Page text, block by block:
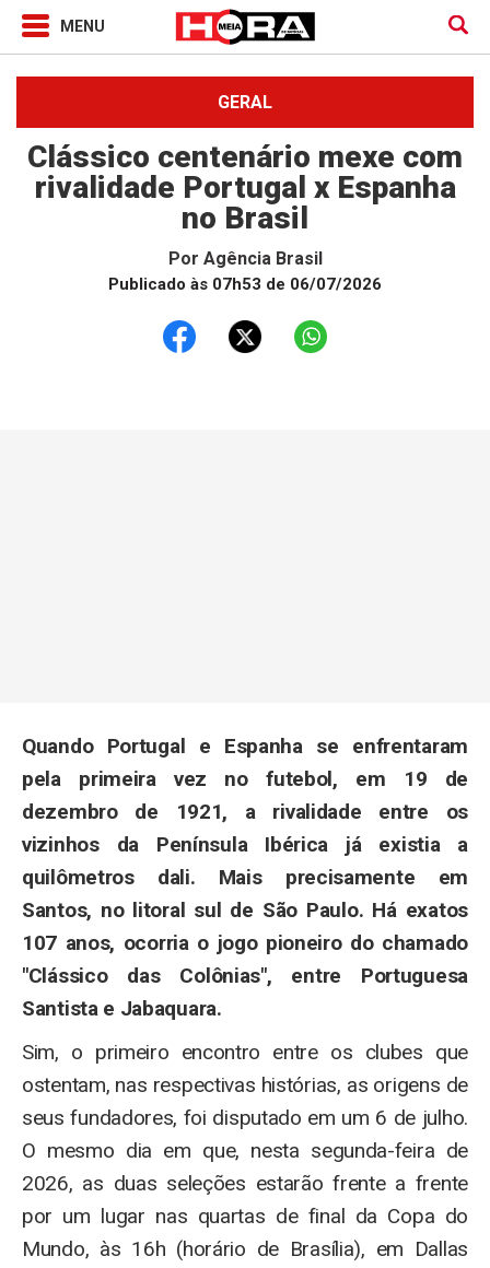
GERAL
Clássico centenário mexe com
rivalidade Portugal x Espanha
no Brasil
Por Agência Brasil
Publicado às 07h53 de 06/07/2026
Quando Portugal e Espanha se enfrentaram
pela primeira vez no futebol, em 19 de
dezembro de 1921, a rivalidade entre os
vizinhos da Península Ibérica já existia a
quilômetros dali. Mais precisamente em
Santos, no litoral sul de São Paulo. Há exatos
107 anos, ocorria o jogo pioneiro do chamado
"Clássico das Colônias", entre Portuguesa
Santista e Jabaquara.
Sim, o primeiro encontro entre os clubes que
ostentam, nas respectivas histórias, as origens de
seus fundadores, foi disputado em um 6 de julho.
O mesmo dia em que, nesta segunda-feira de
2026, as duas seleções estarão frente a frente
por um lugar nas quartas de final da Copa do
Mundo, às 16h (horário de Brasília), em Dallas